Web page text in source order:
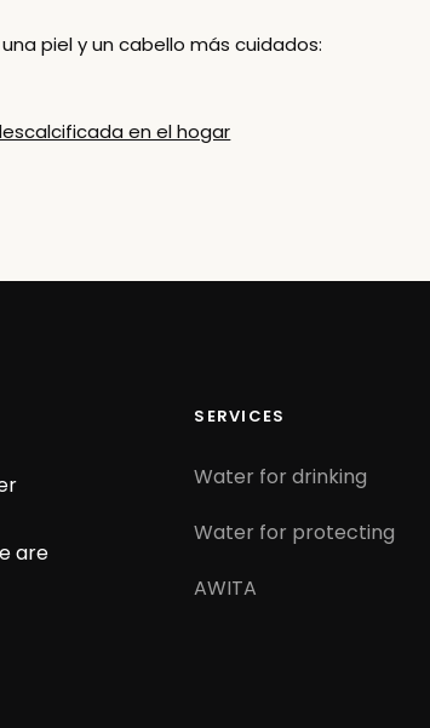
unapiel y un cabello más cuidados:
en el hogar
are
SERVICES
Water for drinking
Water for protecting
AWITA